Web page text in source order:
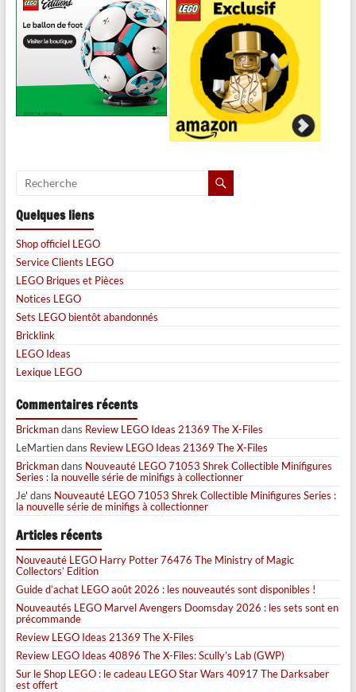
Quelques liens
Shop officiel LEGO
Service Clients LEGO
LEGO Briques et Pièces
Notices LEGO
Sets LEGO bientôt abandonnés
Bricklink
LEGO Ideas
Lexique LEGO
Commentaires récents
Brickmandans Review LEGO Ideas 21369 The X-Files
LeMartiendans Review LEGO Ideas 21369 The X-Files
Brickmandans Nouveauté LEGO 71053 Shrek Collectible Minifigures
Series : la nouvelle série de minifigs à collectionner
Je' dans Nouveauté LEGO 71053 Shrek Collectible Minifigures Series :
la nouvelle série de minifigs à collectionner
Articles récents
Nouveauté LEGO Harry Potter 76476 The Ministry of Magic
Collectors’ Edition
Guide d’achat LEGO août 2026 : les nouveautés sont disponibles !
Nouveautés LEGO Marvel Avengers Doomsday 2026 : les sets sont en
précommande
Review LEGO Ideas 21369 The X-Files
Review LEGO Ideas 40896 The X-Files: Scully’s Lab (GWP)
Sur le Shop LEGO : le cadeau LEGO Star Wars 40917 The Darksaber
est offert